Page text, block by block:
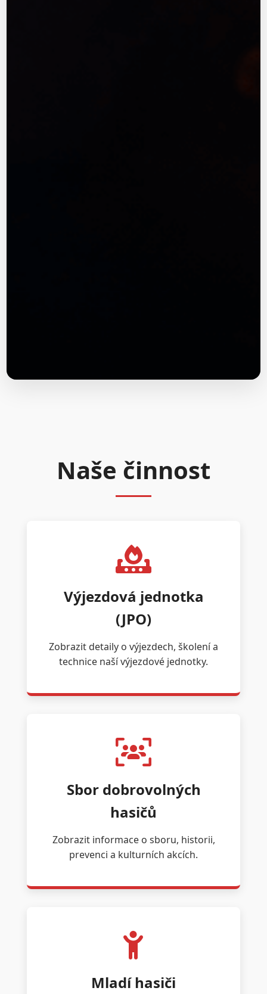
Naše činnost
Výjezdová jednotka
(JPO)
Zobrazit detaily o výjezdech, školení a
technice naší výjezdové jednotky.
Sbor dobrovolných
hasičů
Zobrazit informace o sboru, historii,
prevenci a kulturních akcích.
Mladí hasiči